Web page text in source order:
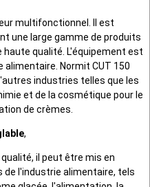
multifonctionnel. Il est
une large gamme de produits
qualité. L'équipement est
Normit CUT 150
industries telles que les
et de la cosmétique pour le
de crèmes.
,
il peut être mis en
l'industrie alimentaire, tels